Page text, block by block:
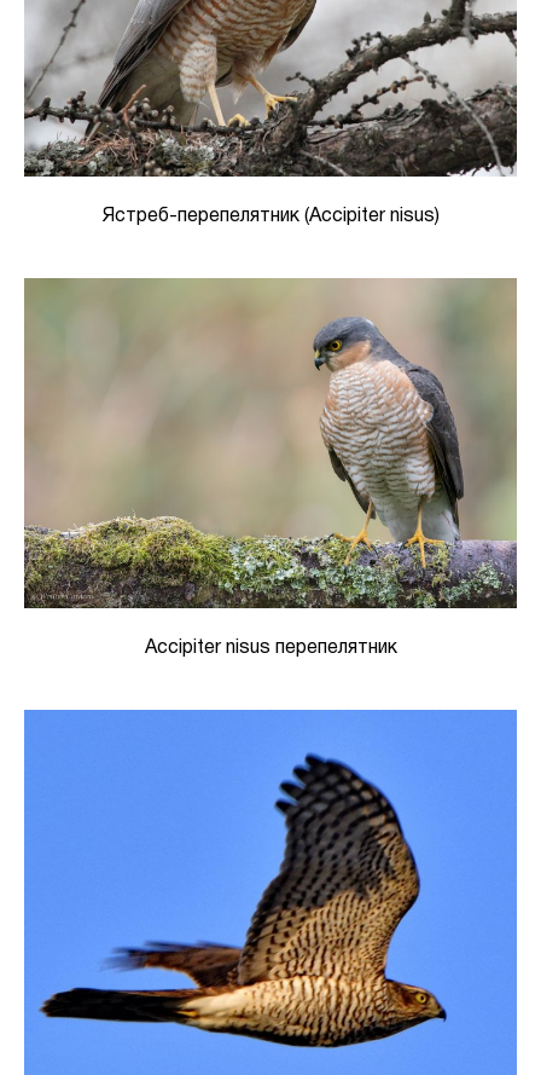
Ястреб-перепелятник (Accipiter nisus)
Accipiter nisus перепелятник